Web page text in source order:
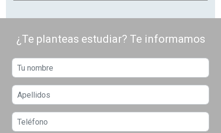
¿Te planteas estudiar? Te informamos